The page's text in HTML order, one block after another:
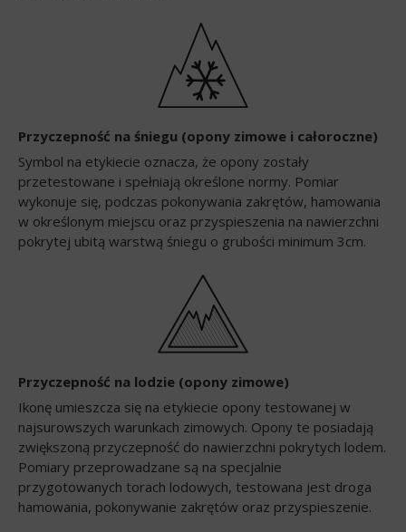
Przyczepność na śniegu (opony zimowe i całoroczne)
Symbol na etykiecie oznacza, że opony zostały
przetestowane i spełniają określone normy. Pomiar
wykonuje się, podczas pokonywania zakrętów, hamowania
w określonym miejscu oraz przyspieszenia na nawierzchni
pokrytej ubitą warstwą śniegu o grubości minimum 3cm.
Przyczepność na lodzie (opony zimowe)
Ikonę umieszcza się na etykiecie opony testowanej w
najsurowszych warunkach zimowych. Opony te posiadają
zwiększoną przyczepność do nawierzchni pokrytych lodem.
Pomiary przeprowadzane są na specjalnie
przygotowanych torach lodowych, testowana jest droga
hamowania, pokonywanie zakrętów oraz przyspieszenie.